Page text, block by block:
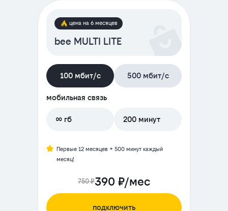
цена на 6 месяцев
bee MULTI LITE
100 мбит/с 500 мбит/с
мобильная связь
∞ гб 200 минут
Первые 12 месяцев + 500 минут каждый
месяц!
750 ₽390 ₽/мес
подключить